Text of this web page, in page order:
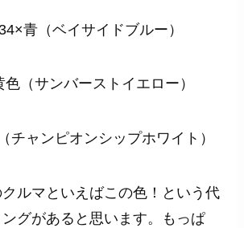
青（ベイサイドブルー）
（サンバーストイエロー）
チャンピオンシップホワイト）
ルマといえばこの色！という代
グがあると思います。もっぱ